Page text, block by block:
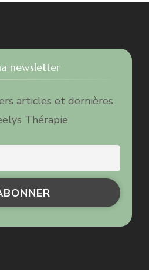
newsletter
articles et dernières
Thérapie